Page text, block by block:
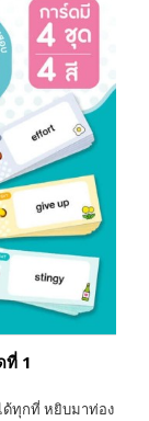
ที่ 1
ทุกที่ หยิบมาท่อง